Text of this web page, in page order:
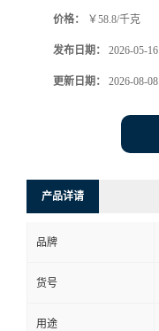
价格： ￥58.8/千克
发布日期： 2026-05-16
更新日期： 2026-08-08
产品详请
品牌
货号
用途